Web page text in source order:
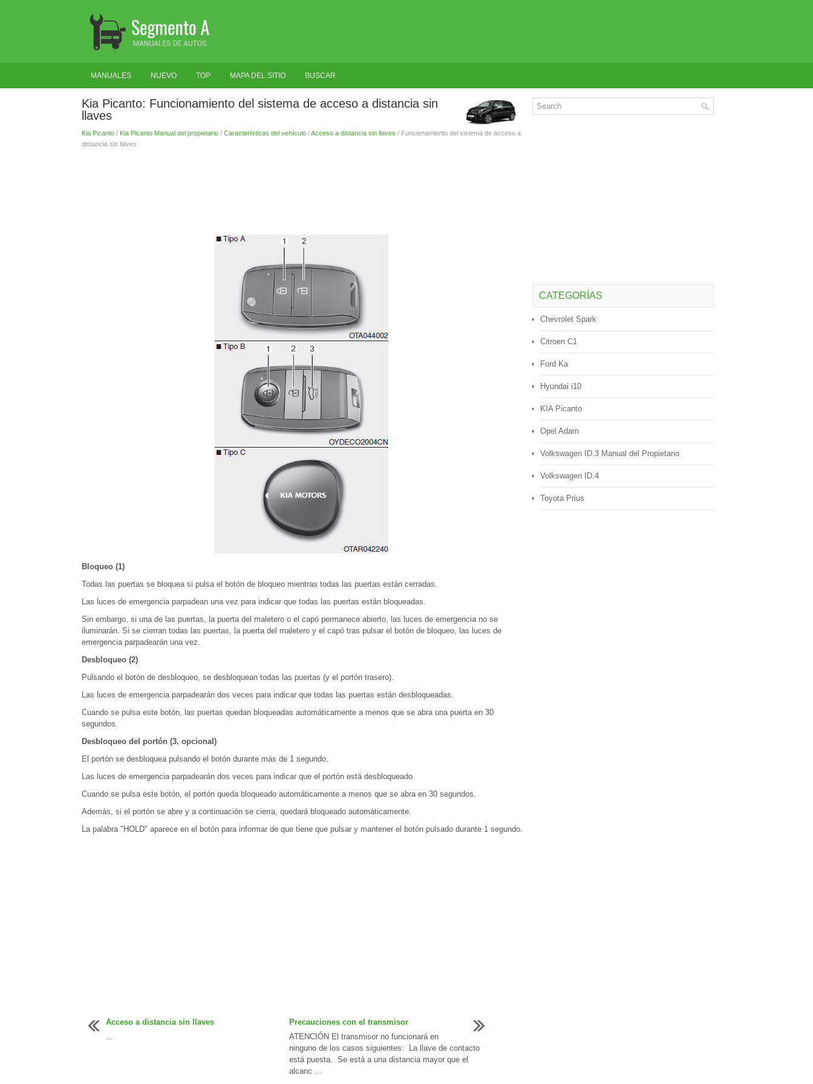
MANUALES NUEVO TOP MAPA DEL SITIO BUSCAR
Kia Picanto: Funcionamiento del sistema de acceso a distancia sin
llaves
Kia Picanto/ Kia Picanto Manual del propietario/ Características del vehículo/Acceso a distancia sin llaves / Funcionamiento del sistema de acceso a
distancia sin llaves
Bloqueo (1)
Todas las puertas se bloquea si pulsa el botón de bloqueo mientras todas las puertas están cerradas.
Las luces de emergencia parpadean una vez para indicar que todas las puertas están bloqueadas.
Sin embargo, si una de las puertas, la puerta del maletero o el capó permanece abierto, las luces de emergencia no se
iluminarán. Si se cierran todas las puertas, la puerta del maletero y el capó tras pulsar el botón de bloqueo, las luces de
emergencia parpadearán una vez.
Desbloqueo (2)
Pulsando el botón de desbloqueo, se desbloquean todas las puertas (y el portón trasero).
Las luces de emergencia parpadearán dos veces para indicar que todas las puertas están desbloqueadas.
Cuando se pulsa este botón, las puertas quedan bloqueadas automáticamente a menos que se abra una puerta en 30
segundos.
Desbloqueo del portón (3, opcional)
El portón se desbloquea pulsando el botón durante más de 1 segundo.
Las luces de emergencia parpadearán dos veces para indicar que el portón está desbloqueado.
Cuando se pulsa este botón, el portón queda bloqueado automáticamente a menos que se abra en 30 segundos.
Además, si el portón se abre y a continuación se cierra, quedará bloqueado automáticamente.
La palabra "HOLD" aparece en el botón para informar de que tiene que pulsar y mantener el botón pulsado durante 1 segundo.
Acceso a distancia sin llaves
...
Precauciones con el transmisor
ATENCIÓN El transmisor no funcionará en
ninguno de los casos siguientes: La llave de contacto
está puesta. Se está a una distancia mayor que el
alcanc ...
CATEGORÍAS
Chevrolet Spark
Citroen C1
Ford Ka
Hyundai i10
KIA Picanto
Opel Adam
Volkswagen ID.3 Manual del Propietario
Volkswagen ID.4
Toyota Prius